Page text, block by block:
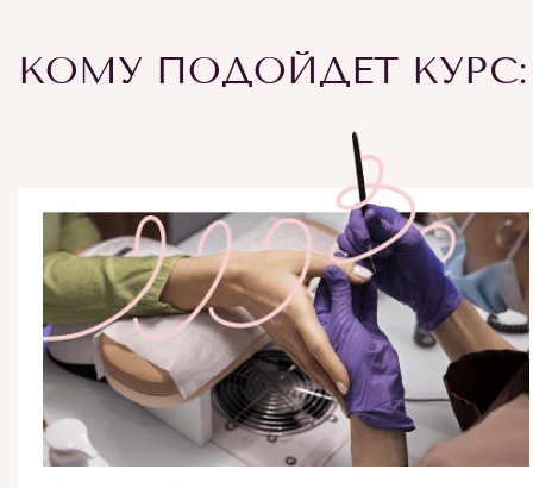
КОМУ ПОДОЙДЕТ КУРС: